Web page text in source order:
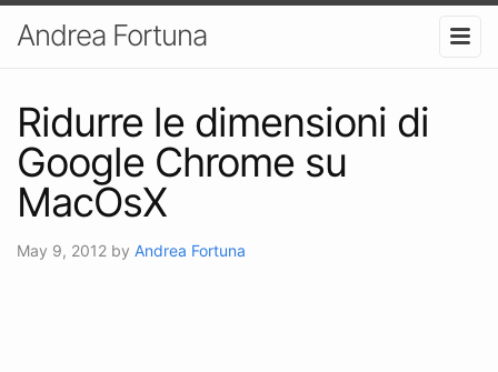
Andrea Fortuna
Ridurre le dimensioni di
Google Chrome su
MacOsX
May 9, 2012 by Andrea Fortuna